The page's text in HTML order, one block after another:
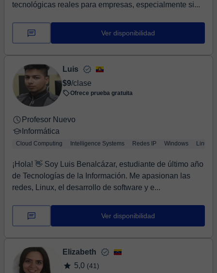
tecnológicas reales para empresas, especialmente si...
Ver disponibilidad
Luis
$9/clase
Ofrece prueba gratuita
Profesor Nuevo
Informática
Cloud Computing Intelligence Systems Redes IP Windows Linux
¡Hola! 👋 Soy Luis Benalcázar, estudiante de último año
de Tecnologías de la Información. Me apasionan las
redes, Linux, el desarrollo de software y e...
Ver disponibilidad
Elizabeth
5,0 (41)